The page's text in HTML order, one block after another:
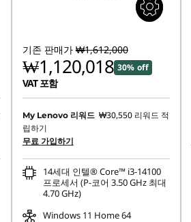
기존 판매가 ₩1,612,000
₩1,120,018 30% off
VAT 포함
My Lenovo 리워드 ₩30,550리워드 적
립하기
무료 가입하기
14세대 인텔® Core™ i3-14100
프로세서 (P-코어 3.50 GHz 최대
4.70 GHz)
Windows 11 Home 64